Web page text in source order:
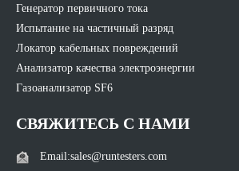
Генератор первичного тока
Испытание на частичный разряд
Локатор кабельных повреждений
Анализатор качества электроэнергии
Газоанализатор SF6
СВЯЖИТЕСЬ С НАМИ
Email:sales@runtesters.com